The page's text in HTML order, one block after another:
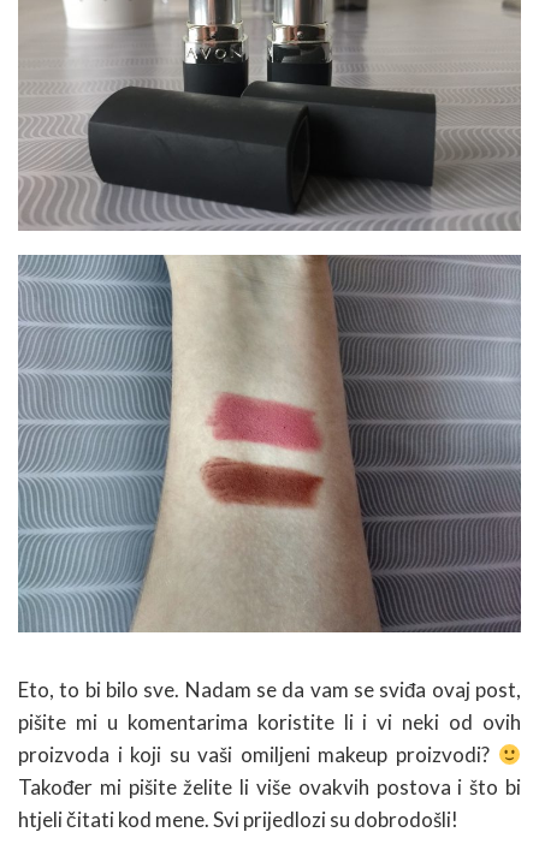
Eto, to bi bilo sve. Nadam se da vam se sviđa ovaj post,
pišite mi u komentarima koristite li i vi neki od ovih
proizvoda i koji su vaši omiljeni makeup proizvodi?
Također mi pišite želite li više ovakvih postova i što bi
htjeli čitati kod mene. Svi prijedlozi su dobrodošli!